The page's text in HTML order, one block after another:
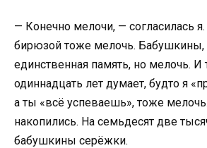
— Конечно мелочи, — согласилась
бирюзой тоже мелочь.
единственная память, но мелочь. И
одиннадцать лет думает, будто я
а ты «всё успеваешь», тоже
накопились. На семьдесят две
бабушкины серёжки.